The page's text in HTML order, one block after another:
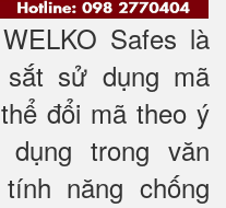
Safes là
sử dụng mã
đổi mã theo ý
trong văn
năng chống